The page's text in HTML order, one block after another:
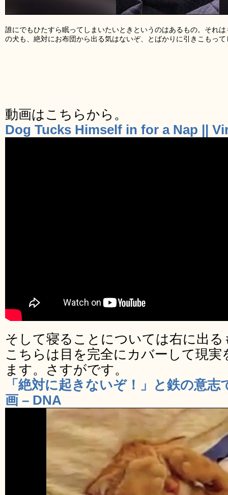
誰にでもひたすら眠ってしまいたいときというのはあるもの。それ
の犬も、絶対にお布団から出る気はないぞ、とばかりに引きこもっ
動画はこちらから。
Dog Tucks Himself in for a Nap ||
そして寝ることについては右に出
こちらは目を完全にカバーして現
ます。さすがです。
「絶対に起きないぞ！」と鉄の意
画 – DNA